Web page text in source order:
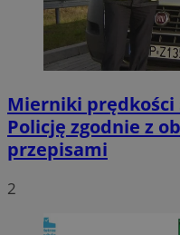
Mierniki prędkości
Policję zgodnie z
przepisami
2